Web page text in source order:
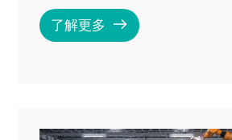
材料填充在功率器件与散热片之
良好的导热作用。
了解更多